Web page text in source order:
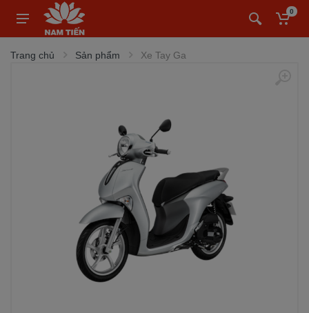
0
Trang chủ Sản phẩm Xe Tay Ga